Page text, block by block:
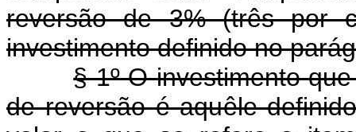
reversão de 3% (três por
investimento definido no
§ 1º O investimento
de reversão é aquêle